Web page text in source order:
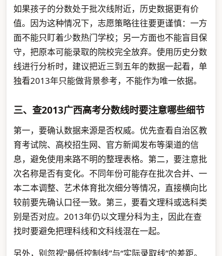
如果孩子的分数处于批次线附近，历史数据更有价
值。因为这种情况下，志愿策略往往要更谨慎：一方
面不能只盯着少数热门学校；另一方面也不能盲目保
守，把原本可能录取的院校完全放弃。使用历史分数
线进行分析时，建议把近三到五年的数据一起看，单
独看2013年只能做背景参考，不能作为唯一依据。
三、查2013广西高考分数线时要注意哪些细节
第一，要确认数据来源是否权威。优先查看自治区教
育考试院、高校招生网、官方新闻发布等渠道的信
息，避免使用来路不明的整理表格。第二，要注意批
次名称是否有变化。不同年份可能存在批次合并、一
本二本调整、艺术体育批次细分等情况，直接横向比
较前要先确认口径一致。第三，要看文理科或选科类
别是否对应。2013年仍以文理分科为主，因此在查
找时要避免把理科线和文科线混在一起。
另外，别忽视“最低控制线”与“实际录取线”的差距。